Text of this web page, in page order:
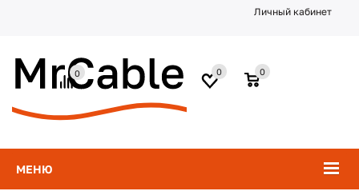
Личный кабинет
МЕНЮ
0
0
0